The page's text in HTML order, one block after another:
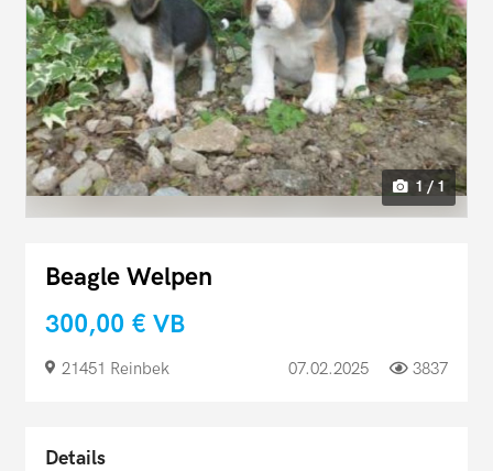
1 / 1
Beagle Welpen
300,00 € VB
21451 Reinbek 07.02.2025 3837
Details